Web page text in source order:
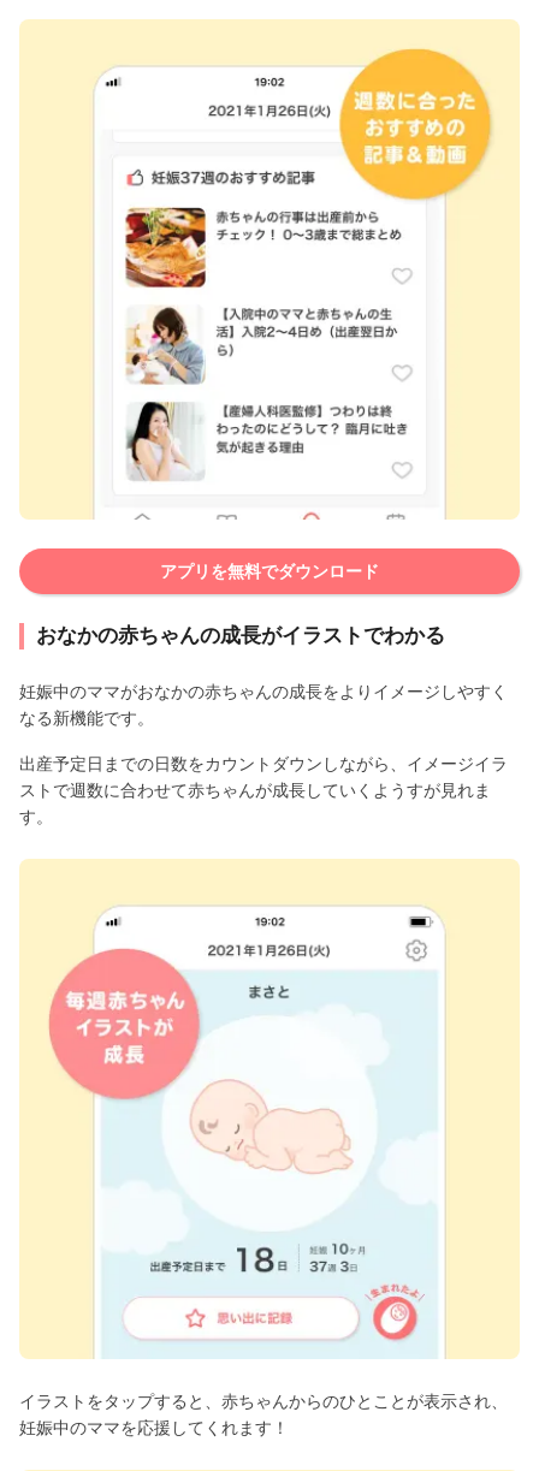
アプリを無料でダウンロード
おなかの赤ちゃんの成長がイラストでわかる
妊娠中のママがおなかの赤ちゃんの成長をよりイメージしやすく
なる新機能です。
出産予定日までの日数をカウントダウンしながら、イメージイラ
ストで週数に合わせて赤ちゃんが成長していくようすが見れま
す。
イラストをタップすると、赤ちゃんからのひとことが表示され、
妊娠中のママを応援してくれます！